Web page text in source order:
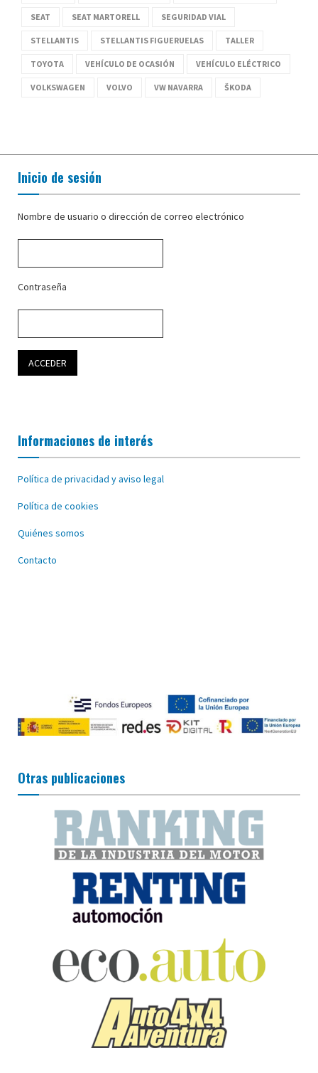
SEAT SEAT MARTORELL SEGURIDAD VIAL
STELLANTIS STELLANTIS FIGUERUELAS TALLER
TOYOTA VEHÍCULO DE OCASIÓN VEHÍCULO ELÉCTRICO
VOLKSWAGEN VOLVO VW NAVARRA ŠKODA
Inicio de sesión
Nombre de usuario o dirección de correo electrónico
Contraseña
Informaciones de interés
Política de privacidad y aviso legal
Política de cookies
Quiénes somos
Contacto
Otras publicaciones